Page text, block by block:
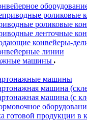
роликовые
роликовые
ленточные
конвейеры-
линии
машины
машины
машина
машина (с
готовой продукции в